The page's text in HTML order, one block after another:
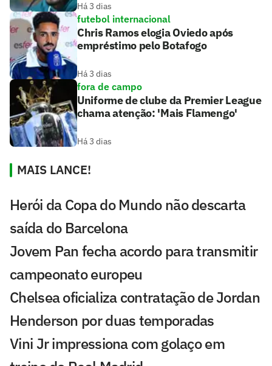
Há 3 dias
futebol internacional
Chris Ramos elogia Oviedo após
empréstimo pelo Botafogo
Há 3 dias
fora de campo
Uniforme de clube da Premier League
chama atenção: 'Mais Flamengo'
Há 3 dias
MAIS LANCE!
Herói da Copa do Mundo não descarta
saída do Barcelona
Jovem Pan fecha acordo para transmitir
campeonato europeu
Chelsea oficializa contratação de Jordan
Henderson por duas temporadas
Vini Jr impressiona com golaço em